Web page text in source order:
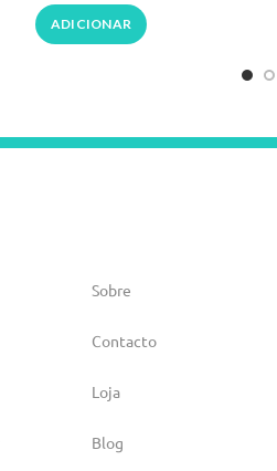
ADICIONAR
Sobre
Contacto
Loja
Blog